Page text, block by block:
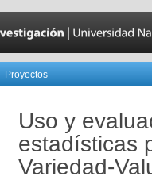
Proyectos
Uso y
estadísticas
Variedad-